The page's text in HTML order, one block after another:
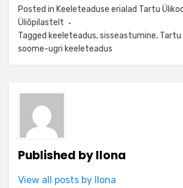
Posted in Keeleteaduse erialad Tartu
Üliõpilastelt
Tagged keeleteadus,sisseastumine, Tartu
soome-ugri keeleteadus
Published byIlona
View all posts by Ilona